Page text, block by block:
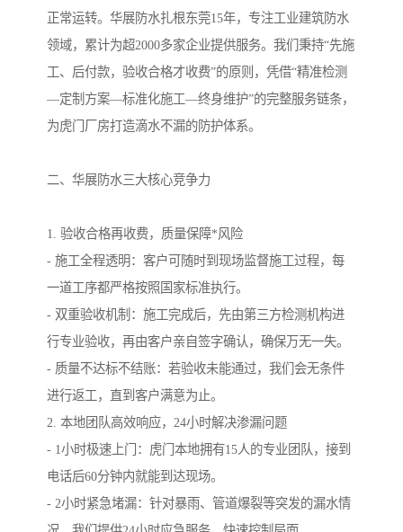
正常运转。华展防水扎根东莞15年，专注工业建筑防水
领域，累计为超2000多家企业提供服务。我们秉持“先施
工、后付款，验收合格才收费”的原则，凭借“精准检测
—定制方案—标准化施工—终身维护”的完整服务链条，
为虎门厂房打造滴水不漏的防护体系。
二、华展防水三大核心竞争力
1. 验收合格再收费，质量保障*风险
- 施工全程透明：客户可随时到现场监督施工过程，每
一道工序都严格按照国家标准执行。
- 双重验收机制：施工完成后，先由第三方检测机构进
行专业验收，再由客户亲自签字确认，确保万无一失。
- 质量不达标不结账：若验收未能通过，我们会无条件
进行返工，直到客户满意为止。
2. 本地团队高效响应，24小时解决渗漏问题
- 1小时极速上门：虎门本地拥有15人的专业团队，接到
电话后60分钟内就能到达现场。
- 2小时紧急堵漏：针对暴雨、管道爆裂等突发的漏水情